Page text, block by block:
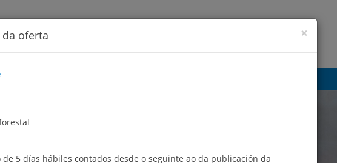
×
oferta
de 5 días hábiles contados desde o seguinte ao da publicación da